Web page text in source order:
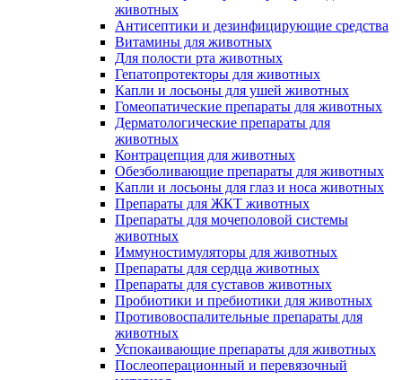
животных
Антисептики и дезинфицирующие средства
Витамины для животных
Для полости рта животных
Гепатопротекторы для животных
Капли и лосьоны для ушей животных
Гомеопатические препараты для животных
Дерматологические препараты для
животных
Контрацепция для животных
Обезболивающие препараты для животных
Капли и лосьоны для глаз и носа животных
Препараты для ЖКТ животных
Препараты для мочеполовой системы
животных
Иммуностимуляторы для животных
Препараты для сердца животных
Препараты для суставов животных
Пробиотики и пребиотики для животных
Противовоспалительные препараты для
животных
Успокаивающие препараты для животных
Послеоперационный и перевязочный